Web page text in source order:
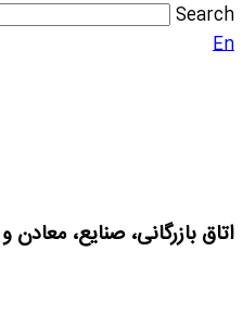
Search
En
اتاق بازرگانی، صنایع، معادن